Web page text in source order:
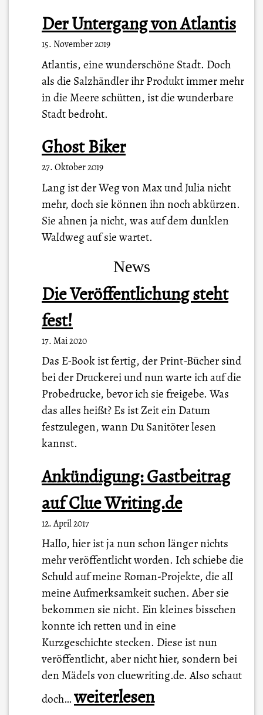
Der Untergang von Atlantis
15. November 2019
Atlantis, eine wunderschöne Stadt. Doch
als die Salzhändler ihr Produkt immer mehr
in die Meere schütten, ist die wunderbare
Stadt bedroht.
Ghost Biker
27. Oktober 2019
Lang ist der Weg von Max und Julia nicht
mehr, doch sie können ihn noch abkürzen.
Sie ahnen ja nicht, was auf dem dunklen
Waldweg auf sie wartet.
News
Die Veröffentlichung steht
fest!
17. Mai 2020
Das E-Book ist fertig, der Print-Bücher sind
bei der Druckerei und nun warte ich auf die
Probedrucke, bevor ich sie freigebe. Was
das alles heißt? Es ist Zeit ein Datum
festzulegen, wann Du Sanitöter lesen
kannst.
Ankündigung: Gastbeitrag
auf Clue Writing.de
12. April 2017
Hallo, hier ist ja nun schon länger nichts
mehr veröffentlicht worden. Ich schiebe die
Schuld auf meine Roman-Projekte, die all
meine Aufmerksamkeit suchen. Aber sie
bekommen sie nicht. Ein kleines bisschen
konnte ich retten und in eine
Kurzgeschichte stecken. Diese ist nun
veröffentlicht, aber nicht hier, sondern bei
den Mädels von cluewriting.de. Also schaut
doch…A
weiterlesen